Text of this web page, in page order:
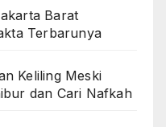
Barat
Terbarunya
Keliling Meski
dan Cari Nafkah